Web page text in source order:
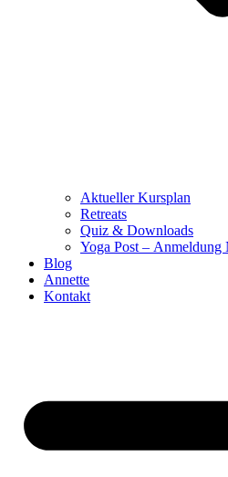
Aktueller Kursplan
Retreats
Quiz & Downloads
Yoga Post – Anmeldung
Blog
Annette
Kontakt